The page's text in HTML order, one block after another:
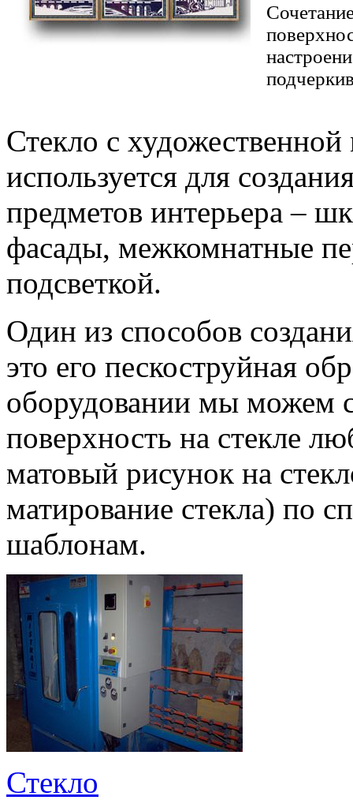
Стекло с
используется для
предметов интерьера –
фасады, межкомнатные
подсветкой.
Один из способов
это его пескоструйная
оборудовании мы можем
поверхность на стекле
матовый рисунок на
матирование стекла) по
шаблонам.
Стекло